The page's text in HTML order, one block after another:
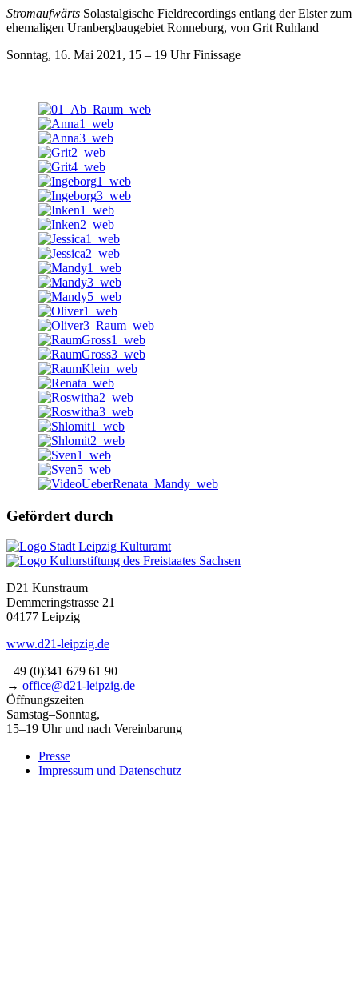
Stromaufwärts Solastalgische Fieldrecordings ent­lang der Elster zum
ehe­ma­li­gen Uranbergbaugebiet Ronneburg, von Grit Ruhland
Sonntag, 16. Mai 2021, 15 – 19 Uhr Finissage
Gefördert durch
D21 Kunstraum
Demmeringstrasse 21
04177 Leipzig
www.d21-leipzig.de
+49 (0)341 679 61 90
→ office@d21-leipzig.de
Öffnungszeiten
Samstag–Sonntag,
15–19 Uhr und nach Vereinbarung
Presse
Impressum und Datenschutz